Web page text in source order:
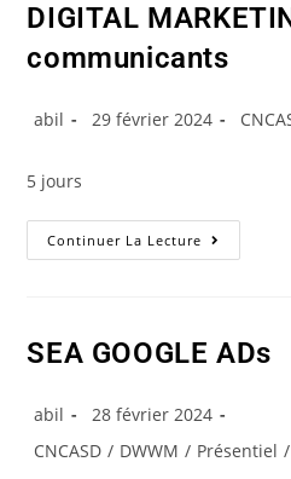
DIGITAL
communicants
abil 29 février 2024
5 jours
Continuer La Lecture
SEA GOOGLE ADs
abil
28 février 2024
CNCASD / DWWM / Présentiel /